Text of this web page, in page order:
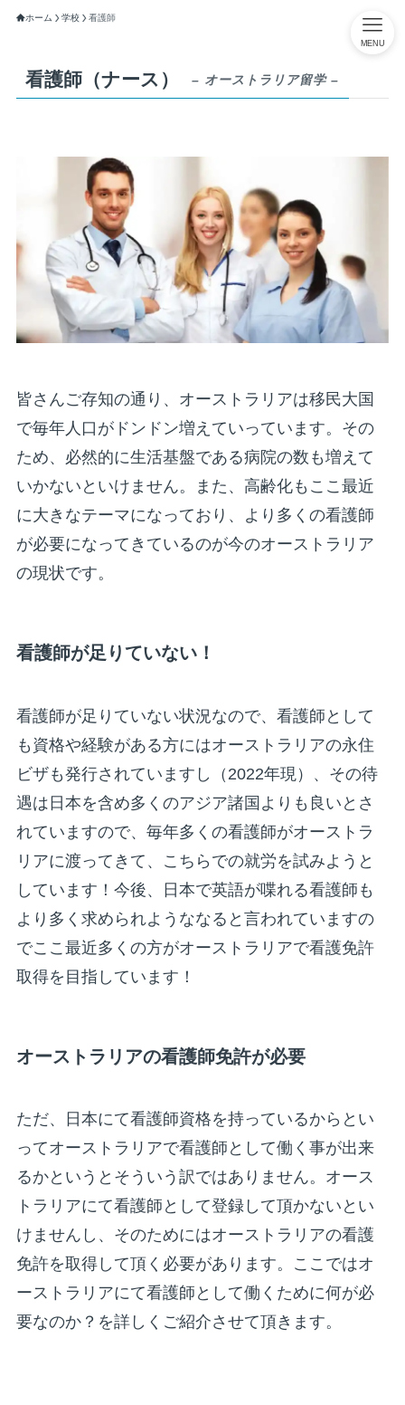
MENU
ホーム 学校 看護師
看護師（ナース） – オーストラリア留学 –
皆さんご存知の通り、オーストラリアは移民大国
で毎年人口がドンドン増えていっています。その
ため、必然的に生活基盤である病院の数も増えて
いかないといけません。また、高齢化もここ最近
に大きなテーマになっており、より多くの看護師
が必要になってきているのが今のオーストラリア
の現状です。
看護師が足りていない！
看護師が足りていない状況なので、看護師として
も資格や経験がある方にはオーストラリアの永住
ビザも発行されていますし（2022年現）、その待
遇は日本を含め多くのアジア諸国よりも良いとさ
れていますので、毎年多くの看護師がオーストラ
リアに渡ってきて、こちらでの就労を試みようと
しています！今後、日本で英語が喋れる看護師も
より多く求められようななると言われていますの
でここ最近多くの方がオーストラリアで看護免許
取得を目指しています！
オーストラリアの看護師免許が必要
ただ、日本にて看護師資格を持っているからとい
ってオーストラリアで看護師として働く事が出来
るかというとそういう訳ではありません。オース
トラリアにて看護師として登録して頂かないとい
けませんし、そのためにはオーストラリアの看護
免許を取得して頂く必要があります。ここではオ
ーストラリアにて看護師として働くために何が必
要なのか？を詳しくご紹介させて頂きます。